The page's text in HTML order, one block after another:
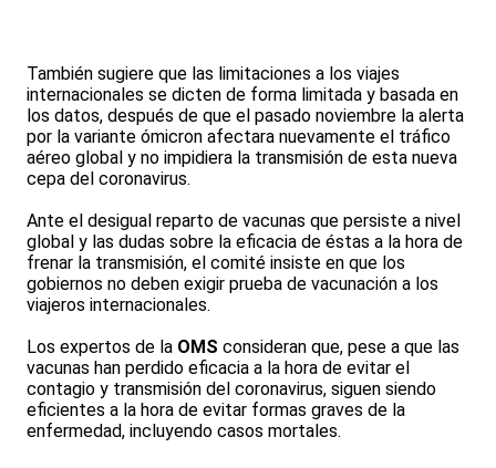
También sugiere que las limitaciones a los viajes
internacionales se dicten de forma limitada y basada en
los datos, después de que el pasado noviembre la alerta
por la variante ómicron afectara nuevamente el tráfico
aéreo global y no impidiera la transmisión de esta nueva
cepa del coronavirus.
Ante el desigual reparto de vacunas que persiste a nivel
global y las dudas sobre la eficacia de éstas a la hora de
frenar la transmisión, el comité insiste en que los
gobiernos no deben exigir prueba de vacunación a los
viajeros internacionales.
Los expertos de la OMS consideran que, pese a que las
vacunas han perdido eficacia a la hora de evitar el
contagio y transmisión del coronavirus, siguen siendo
eficientes a la hora de evitar formas graves de la
enfermedad, incluyendo casos mortales.